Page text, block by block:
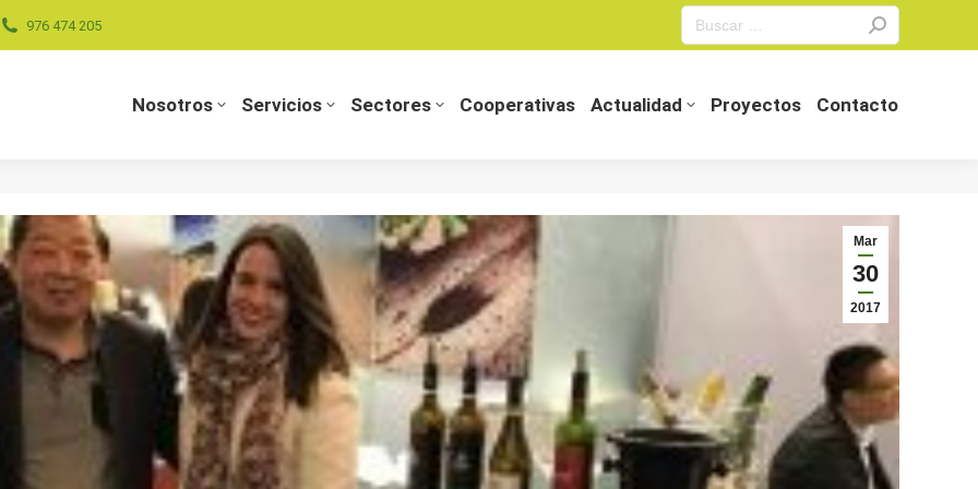
976 474 205
Search:
Nosotros Servicios Sectores Cooperativas Actualidad Proyectos Contacto
Mar
30
2017
Actualidad Proyectos Contacto